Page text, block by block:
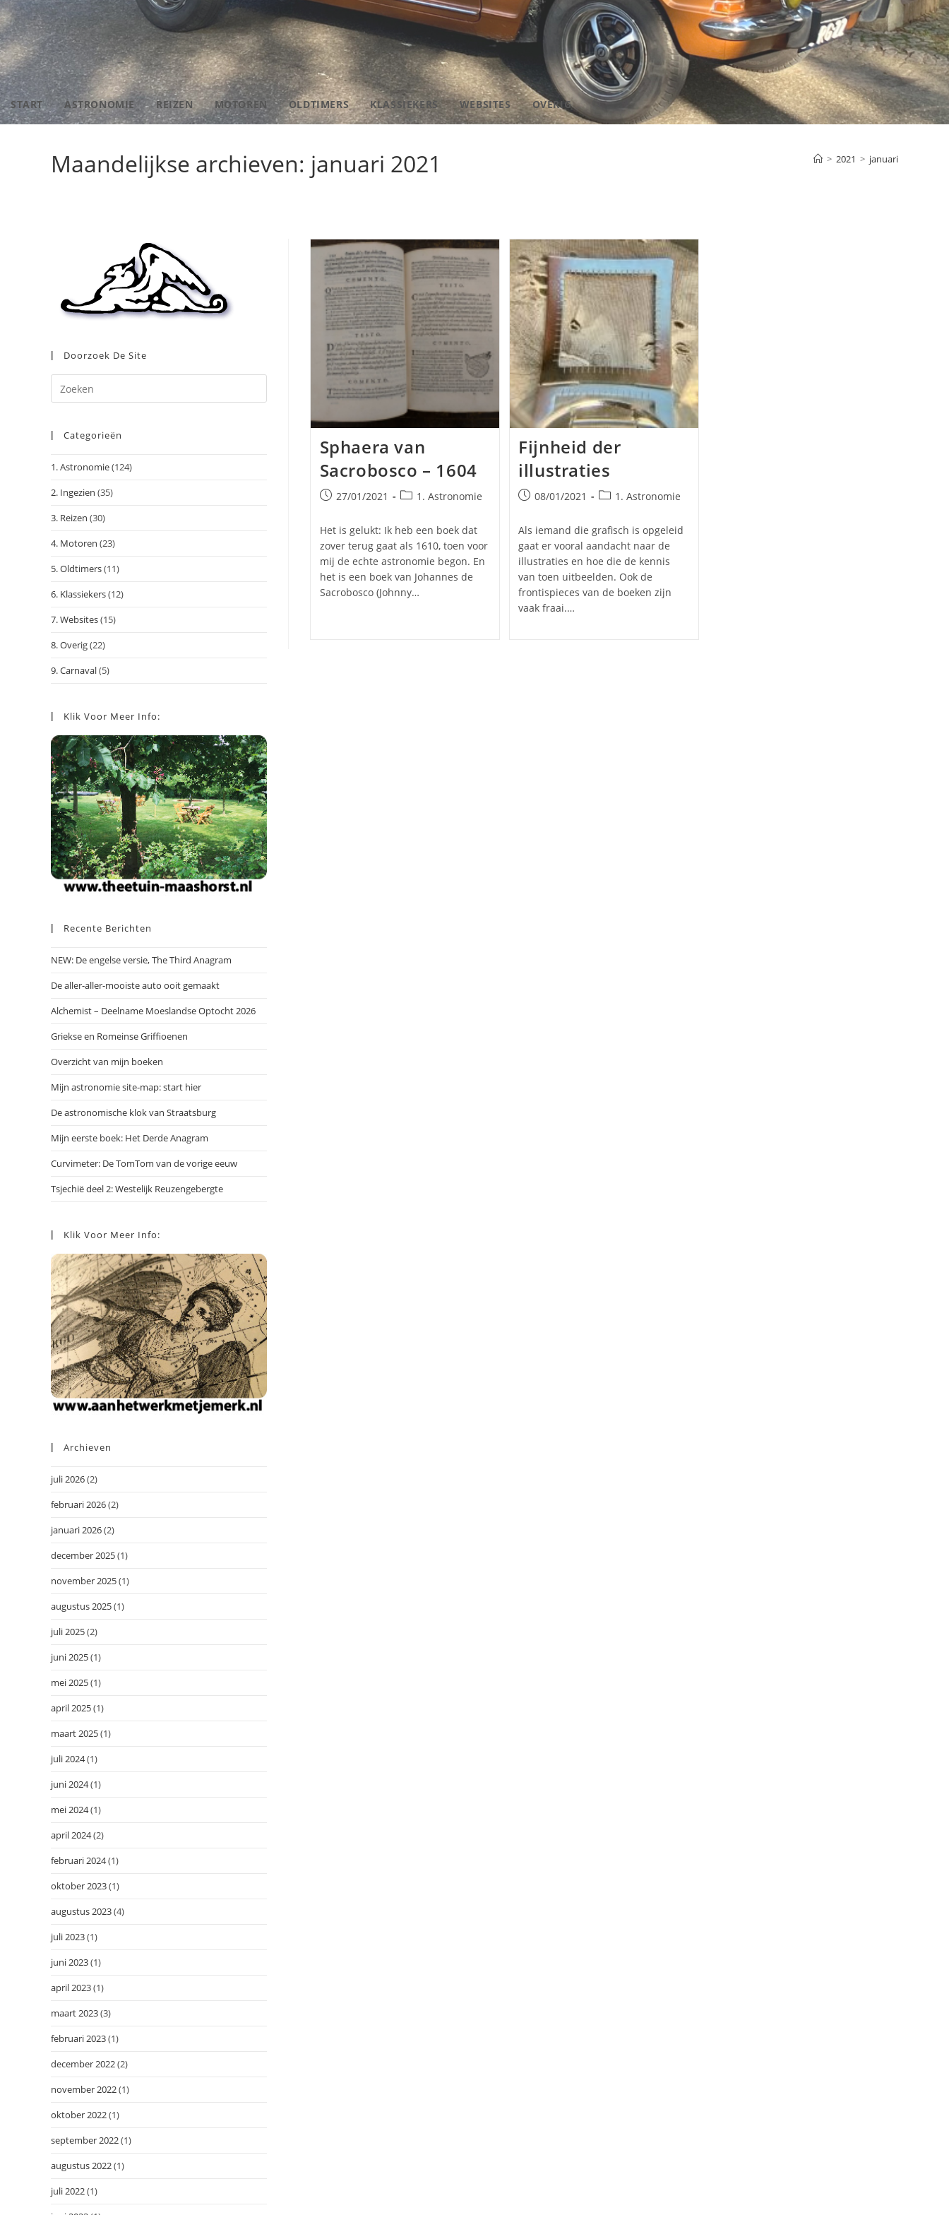
START ASTRONOMIE REIZEN MOTOREN OLDTIMERS KLASSIEKERS WEBSITES OVERIG TOGGLE
Maandelijkse archieven: januari 2021 > 2021 > januari
Sphaera van
Sacrobosco – 1604
Bericht
op:
27/01/2021 Berichtcategorie:
1. Astronomie
Het is gelukt: Ik heb een boek dat
zover terug gaat als 1610, toen voor
mij de echte astronomie begon. En
het is een boek van Johannes de
Sacrobosco (Johnny…
Fijnheid der
illustraties
Bericht
op:
08/01/2021 Berichtcategorie:
1. Astronomie
Als iemand die grafisch is opgeleid
gaat er vooral aandacht naar de
illustraties en hoe die de kennis
van toen uitbeelden. Ook de
frontispieces van de boeken zijn
vaak fraai.…
Doorzoek De Site
op
Categorieën
1. Astronomie(124)
2. Ingezien (35)
3. Reizen (30)
4. Motoren (23)
5. Oldtimers(11)
6. Klassiekers(12)
7. Websites(15)
8. Overig(22)
9. Carnaval(5)
Klik Voor Meer Info:
Recente Berichten
NEW: De engelse versie, The Third Anagram
De aller-aller-mooiste auto ooit gemaakt
Alchemist – Deelname Moeslandse Optocht 2026
Griekse en Romeinse Griffioenen
Overzicht van mijn boeken
Mijn astronomie site-map: start hier
De astronomische klok van Straatsburg
Mijn eerste boek: Het Derde Anagram
Curvimeter: De TomTom van de vorige eeuw
Tsjechië deel 2: Westelijk Reuzengebergte
Klik Voor Meer Info:
Archieven
juli 2026(2)
februari 2026(2)
januari 2026(2)
december 2025(1)
november 2025(1)
augustus 2025(1)
juli 2025(2)
juni 2025(1)
mei 2025(1)
april 2025(1)
maart 2025(1)
juli 2024(1)
juni 2024(1)
mei 2024(1)
april 2024(2)
februari 2024(1)
oktober 2023(1)
augustus 2023(4)
juli 2023(1)
juni 2023(1)
april 2023(1)
maart 2023(3)
februari 2023(1)
december 2022(2)
november 2022(1)
oktober 2022(1)
september 2022(1)
augustus 2022(1)
juli 2022(1)